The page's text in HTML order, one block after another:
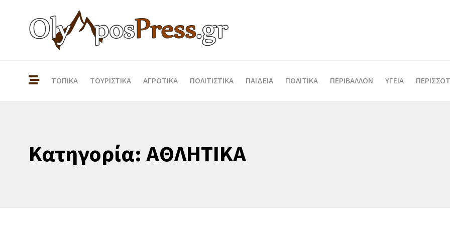
ΤΟΠΙΚΑ ΤΟΥΡΙΣΤΙΚΑ ΑΓΡΟΤΙΚΑ ΠΟΛΙΤΙΣΤΙΚΑ ΠΑΙΔΕΙΑ ΠΟΛΙΤΙΚΑ ΠΕΡΙΒΑΛΛΟΝ ΥΓΕΙΑ
Κατηγορία:ΑΘΛΗΤΙΚΑ